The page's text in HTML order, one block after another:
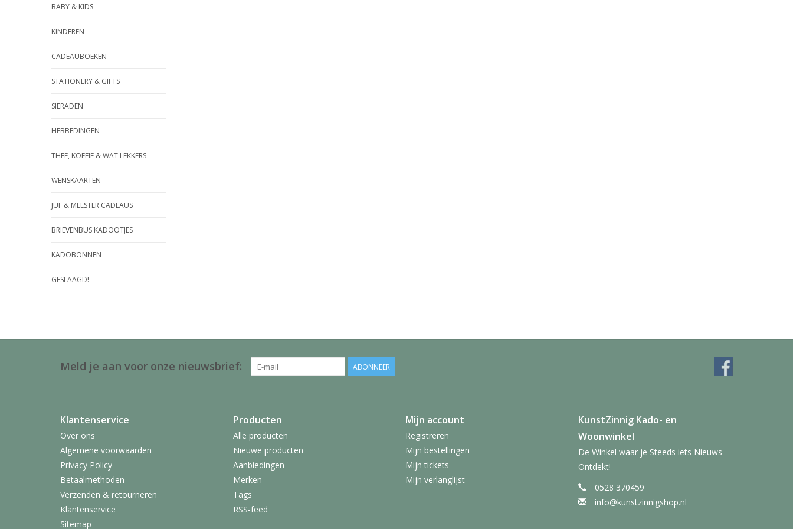
BABY & KIDS
KINDEREN
CADEAUBOEKEN
STATIONERY & GIFTS
SIERADEN
HEBBEDINGEN
THEE, KOFFIE & WAT LEKKERS
WENSKAARTEN
JUF & MEESTER CADEAUS
BRIEVENBUS KADOOTJES
KADOBONNEN
GESLAAGD!
Meld je aan voor onze nieuwsbrief: ABONNEER
Klantenservice
Over ons
Algemene voorwaarden
Privacy Policy
Betaalmethoden
Verzenden & retourneren
Klantenservice
Sitemap
Producten
Alle producten
Nieuwe producten
Aanbiedingen
Merken
Tags
RSS-feed
Mijn account
Registreren
Mijn bestellingen
Mijn tickets
Mijn verlanglijst
KunstZinnig Kado- en
Woonwinkel
De Winkel waar je Steeds iets Nieuws
Ontdekt!
0528 370459
info@kunstzinnigshop.nl